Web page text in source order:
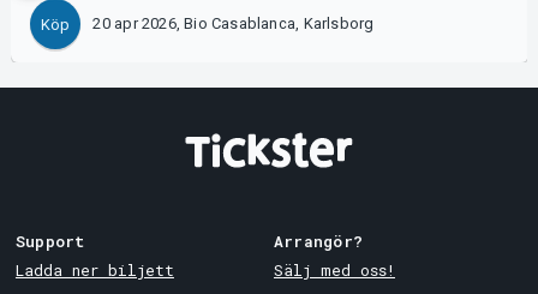
Köp 20 apr 2026, Bio Casablanca, Karlsborg
Support
Ladda ner biljett
Arrangör?
Sälj med oss!